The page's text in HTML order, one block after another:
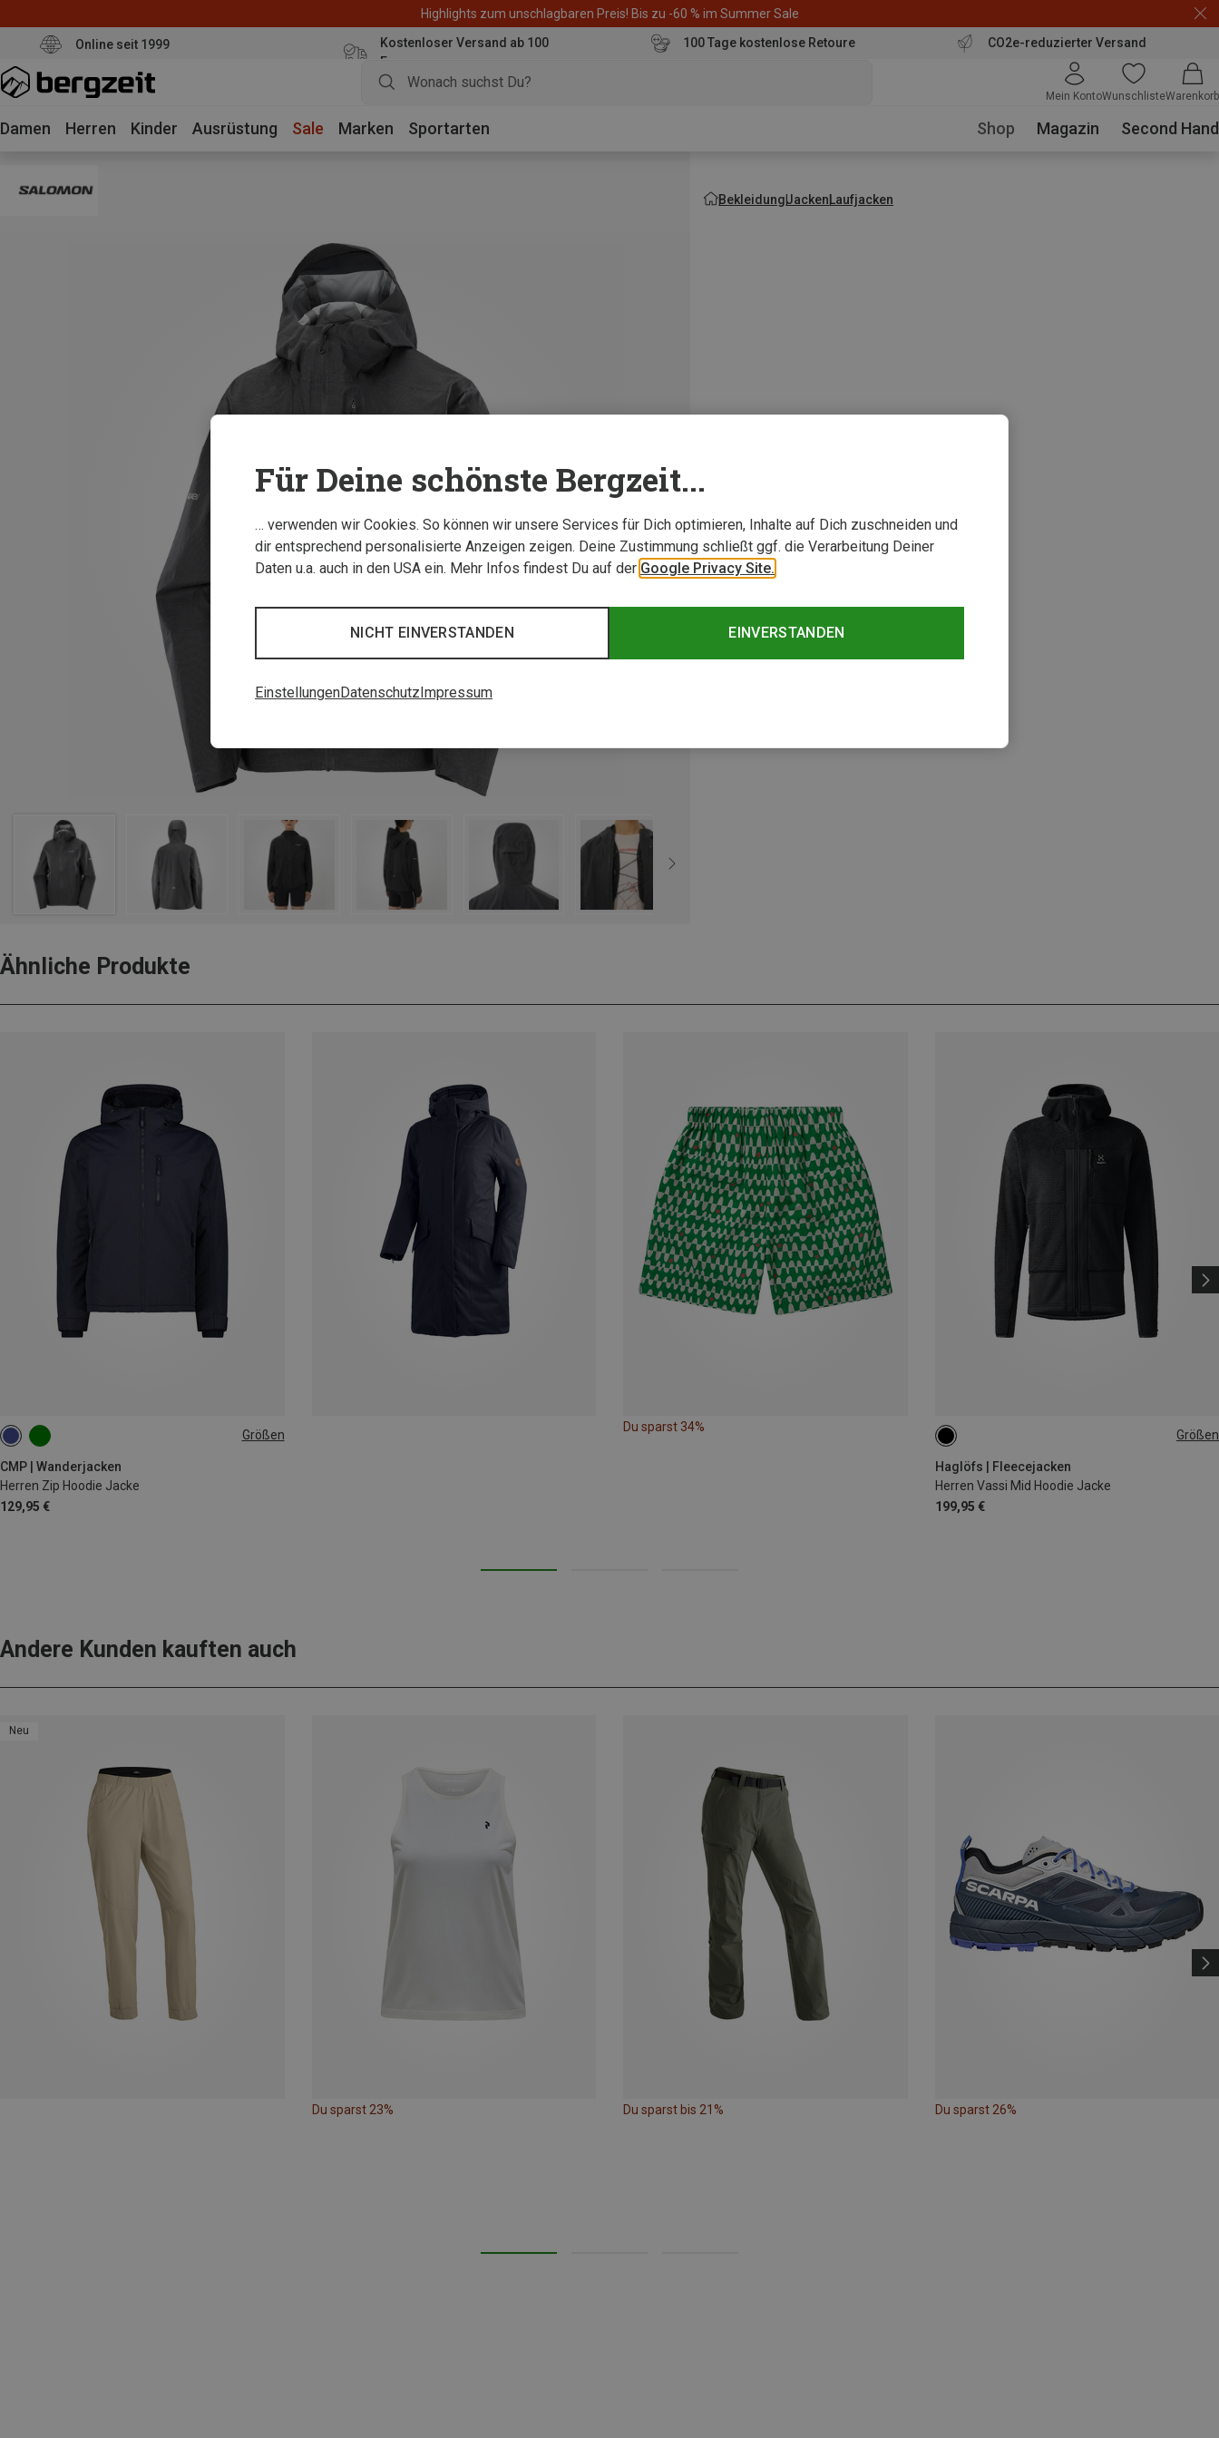
Highlights zum unschlagbaren Preis! Bis zu -60 % im Summer Sale
Online seit 1999
Kostenloser Versand ab 100
Euro
100 Tage kostenlose Retoure CO2e-reduzierter Versand
Mein KontoWunschlisteWarenkorb
Damen Herren Kinder Ausrüstung Sale Marken Sportarten Shop Magazin Second Hand
BekleidungJackenLaufjacken
Ähnliche Produkte
Größen
CMP | Wanderjacken
Herren Zip Hoodie Jacke
129,95 €
XXL
Du sparst 34%
Größen
Haglöfs | Fleecejacken
Herren Vassi Mid Hoodie Jacke
199,95 €
S
Andere Kunden kauften auch
Neu
Du sparst 23% Du sparst bis 21% Du sparst 26%
Für Deine schönste Bergzeit...
… verwenden wir Cookies. So können wir unsere Services für Dich optimieren, Inhalte auf Dich zuschneiden und
dir entsprechend personalisierte Anzeigen zeigen. Deine Zustimmung schließt ggf. die Verarbeitung Deiner
Daten u.a. auch in den USA ein. Mehr Infos findest Du auf der Google Privacy Site.
EINVERSTANDEN
NICHT EINVERSTANDEN
EinstellungenDatenschutz Impressum